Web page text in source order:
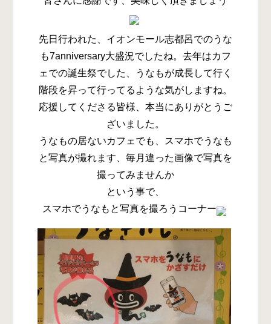
先日行われた、イオンモール志都呂でのうな
も7anniversary大盛況でしたね。去年はカフ
ェでの誕生祭でした、うなもが成長して行く
階段を昇って行ってるような気がしますね。
応援してくださる皆様、本当にありがとうご
ざいました。
うなもの居ないカフェでも、スマホでうなも
と写真が撮れます、毎月違った画像で写真を
撮ってみませんか
という事で、
スマホでうなもと写真を撮ろうコーナー